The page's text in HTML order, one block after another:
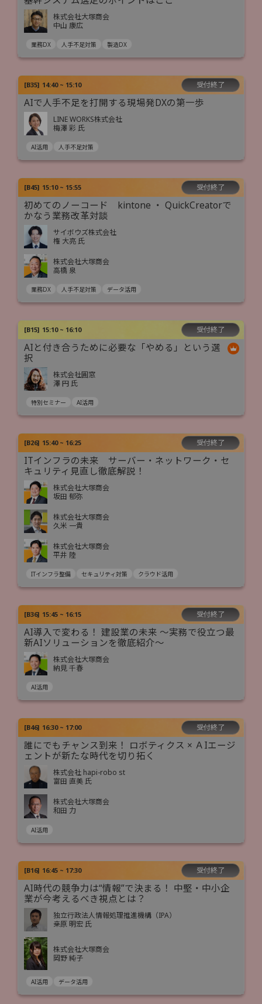
株式会社大塚商会
中山 康広
業務DX 人手不足対策 製造DX
[B35] 14:40 ~ 15:10 受付終了
AIで人手不足を打開する現場発DXの第一歩
LINE WORKS株式会社
梅澤 彩 氏
AI活用 人手不足対策
[B45] 15:10 ~ 15:55 受付終了
初めてのノーコード kintone ・ QuickCreatorで
かなう業務改革対談
サイボウズ株式会社
権 大亮 氏
株式会社大塚商会
高橋 泉
業務DX 人手不足対策 データ活用
[B15] 15:10 ~ 16:10 受付終了
AIと付き合うために必要な「やめる」という選
択
株式会社圓窓
澤 円 氏
特別セミナー AI活用
[B26] 15:40 ~ 16:25 受付終了
ITインフラの未来 サーバー・ネットワーク・セ
キュリティ見直し徹底解説！
株式会社大塚商会
坂田 郁弥
株式会社大塚商会
久米 一貴
株式会社大塚商会
平井 陸
ITインフラ整備 セキュリティ対策 クラウド活用
[B36] 15:45 ~ 16:15 受付終了
AI導入で変わる！ 建設業の未来 ～実務で役立つ最
新AIソリューションを徹底紹介～
株式会社大塚商会
納見 千春
AI活用
[B46] 16:30 ~ 17:00 受付終了
誰にでもチャンス到来！ ロボティクス × ＡIエージ
ェントが新たな時代を切り拓く
株式会社 hapi-robo st
富田 直美 氏
株式会社大塚商会
和田 力
AI活用
[B16] 16:45 ~ 17:30 受付終了
AI時代の競争力は“情報”で決まる！ 中堅・中小企
業が今考えるべき視点とは？
独立行政法人情報処理推進機構（IPA）
桒原 明宏 氏
株式会社大塚商会
岡野 純子
AI活用 データ活用